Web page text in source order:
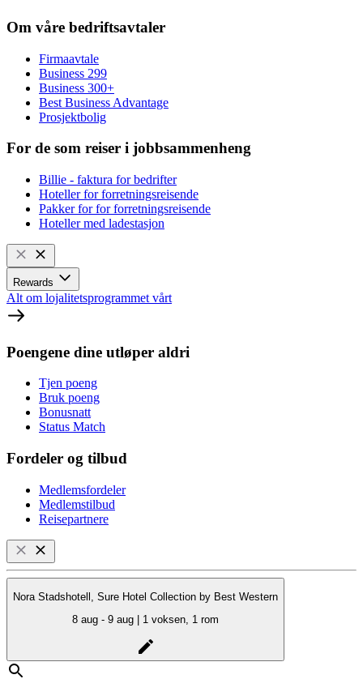
Om våre bedriftsavtaler
Firmaavtale
Business 299
Business 300+
Best Business Advantage
Prosjektbolig
For de som reiser i jobbsammenheng
Billie - faktura for bedrifter
Hoteller for forretningsreisende
Pakker for for forretningsreisende
Hoteller med ladestasjon
Rewards
Alt om lojalitetsprogrammet vårt
Poengene dine utløper aldri
Tjen poeng
Bruk poeng
Bonusnatt
Status Match
Fordeler og tilbud
Medlemsfordeler
Medlemstilbud
Reisepartnere
Nora Stadshotell, Sure Hotel Collection by Best Western
8 aug - 9 aug | 1 voksen, 1 rom